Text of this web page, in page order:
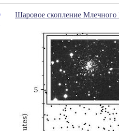
Шаровое скопление Млечного